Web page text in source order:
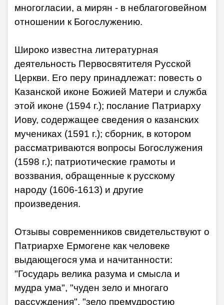
многогласии, а мирян - в неблагоговейном
отношении к Богослужению.
Широко известна литературная
деятельность Первосвятителя Русской
Церкви. Его перу принадлежат: повесть о
Казанской иконе Божией Матери и служба
этой иконе (1594 г.); послание Патриарху
Иову, содержащее сведения о казанских
мучениках (1591 г.); сборник, в котором
рассматриваются вопросы Богослужения
(1598 г.); патриотические грамоты и
воззвания, обращенные к русскому
народу (1606-1613) и другие
произведения.
Отзывы современников свидетельствуют о
Патриархе Ермогене как человеке
выдающегося ума и начитанности:
"Государь велика разума и смысла и
мудра ума", "чуден зело и многаго
рассуждения", "зело премудростию